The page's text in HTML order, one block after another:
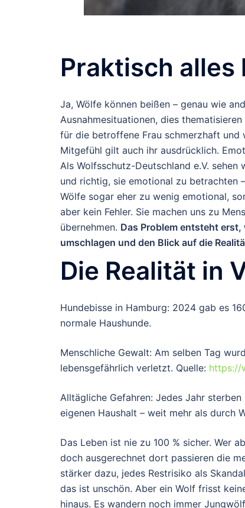
Praktisch alles
Ja, Wölfe können beißen – genau wie
Ausnahmesituationen, dies
für die betroffene Frau schmerzhaft und
Mitgefühl gilt auch ihr ausdrücklich.
Als Wolfsschutz-Deutschland e.V. sehen
und richtig, sie emotional zu betrachten
Wölfe sogar eher zu wenig emotional,
aber kein Fehler. Sie machen uns zu
übernehmen. Das Problem entsteht
umschlagen und den Blick auf die
Die Realität in
Hundebisse in Hamburg: 2024 gab es
normale Haushunde.
Menschliche Gewalt: Am selben Tag
lebensgefährlich verletzt. Quelle: https://
Alltägliche Gefahren: Jedes Jahr sterben
eigenen Haushalt – weit mehr als durch
Das Leben ist nie zu 100 % sicher. Wer
doch ausgerechnet dort passieren die
stärker dazu, jedes Restrisiko als
das ist unschön. Aber ein Wolf frisst
hinaus. Es wandern noch immer